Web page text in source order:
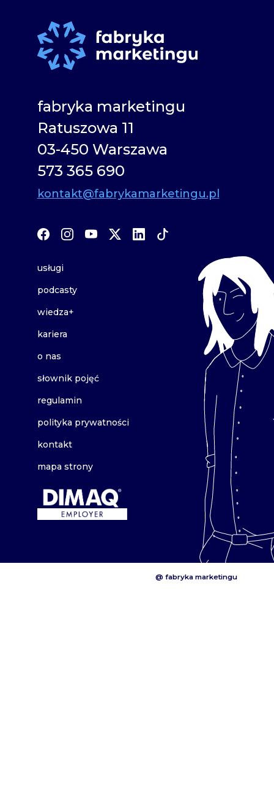
fabryka marketingu
Ratuszowa 11
03-450 Warszawa
573 365 690
kontakt@fabrykamarketingu.pl
usługi
podcasty
wiedza+
kariera
o nas
słownik pojęć
regulamin
polityka prywatności
kontakt
mapa strony
@ fabryka marketingu